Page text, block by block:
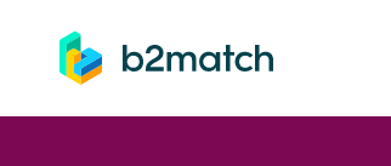
springen